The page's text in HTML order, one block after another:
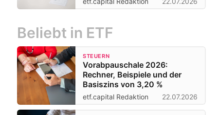
Beliebt in ETF
STEUERN
Vorabpauschale 2026:
Rechner, Beispiele und der
Basiszins von 3,20 %
etf.capital Redaktion 22.07.2026